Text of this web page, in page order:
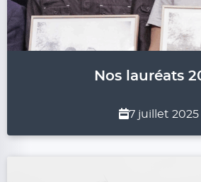
Nos lauréats
7 juillet 2025